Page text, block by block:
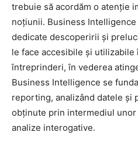
trebuie să acordăm o atenție
noțiunii. Business
dedicate descoperirii și
le face accesibile și
întreprinderi, în vederea
Business Intelligence se
reporting, analizând datele și
obținute prin intermediul
analize interogative.